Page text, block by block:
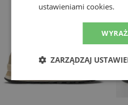
ustawieniami cookies.
ZARZĄDZAJ